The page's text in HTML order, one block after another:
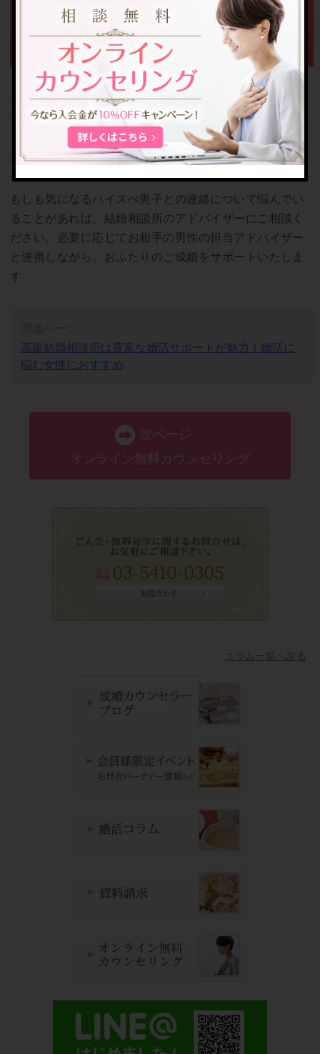
今回は、婚活中に出会った高収入な男性との連絡方法に
ついてご紹介しました。人によって心地よいと感じられ
る連絡の頻度は異なるため、お相手の男性と歩み寄りな
がら調整していきましょう。
もしも気になるハイスぺ男子との連絡について悩んでい
ることがあれば、結婚相談所のアドバイザーにご相談く
ださい。必要に応じてお相手の男性の担当アドバイザー
と連携しながら、おふたりのご成婚をサポートいたしま
す。
高級結婚相談所は豊富な婚活サポートが魅力！婚活に
悩む女性におすすめ
次ページ
オンライン無料カウンセリング
コラム一覧へ戻る